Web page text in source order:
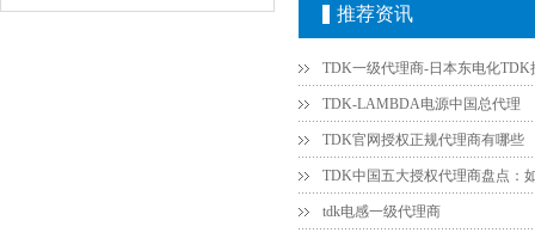
推荐资讯
TDK-LAMBDA电源中国总代理
TDK官网授权正规代理商有哪些
tdk电感一级代理商